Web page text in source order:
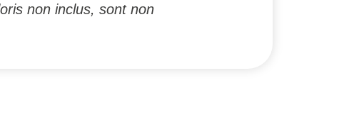
non inclus, sont non